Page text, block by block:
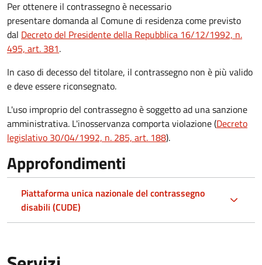
Per ottenere il contrassegno è necessario
presentare domanda al Comune di residenza come previsto
dal Decreto del Presidente della Repubblica 16/12/1992, n.
495, art. 381.
In caso di decesso del titolare, il contrassegno non è più valido
e deve essere riconsegnato.
L'uso improprio del contrassegno è soggetto ad una sanzione
amministrativa. L'inosservanza comporta violazione (Decreto
legislativo 30/04/1992, n. 285, art. 188).
Approfondimenti
Piattaforma unica nazionale del contrassegno
disabili (CUDE)